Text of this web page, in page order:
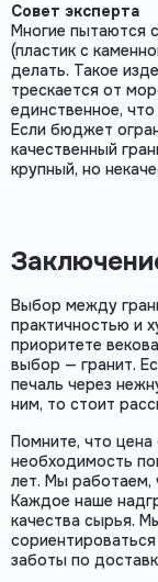
Совет эксперта
Многие пытаются
(пластик с
делать. Такое
трескается от
единственное,
Если бюджет
качественный
крупный, но
Выбор между
практичностью и
приоритете
выбор — гранит.
печаль через
ним, то стоит
Помните, что
необходимость
лет. Мы работаем,
Каждое наше
качества сырья.
заботы по